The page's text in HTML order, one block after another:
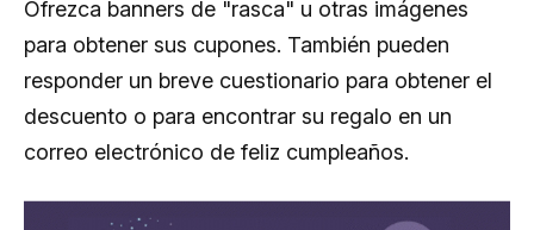
Ofrezca banners de "rasca" u otras imágenes
para obtener sus cupones. También pueden
responder un breve cuestionario para obtener el
descuento o para encontrar su regalo en un
correo electrónico de feliz cumpleaños.